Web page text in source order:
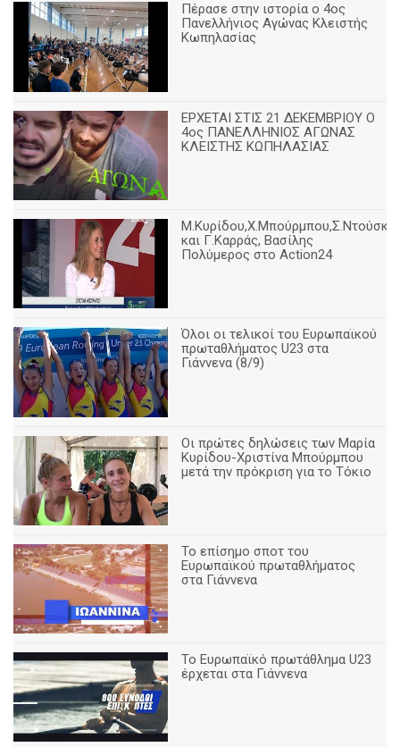
Πέρασε στην ιστορία ο 4ος
Πανελλήνιος Αγώνας Κλειστής
Κωπηλασίας
ΕΡΧΕΤΑΙ ΣΤΙΣ 21 ΔΕΚΕΜΒΡΙΟΥ Ο
4ος ΠΑΝΕΛΛΗΝΙΟΣ ΑΓΩΝΑΣ
ΚΛΕΙΣΤΗΣ ΚΩΠΗΛΑΣΙΑΣ
και Γ.Καρράς, Βασίλης
Πολύμερος στο Action24
Όλοι οι τελικοί του Ευρωπαϊκού
πρωταθλήματος U23 στα
Γιάννενα (8/9)
Οι πρώτες δηλώσεις των Μαρία
Κυρίδου-Χριστίνα Μπούρμπου
μετά την πρόκριση για το Τόκιο
Το επίσημο σποτ του
Ευρωπαϊκού πρωταθλήματος
στα Γιάννενα
To Ευρωπαϊκό πρωτάθλημα U23
έρχεται στα Γιάννενα